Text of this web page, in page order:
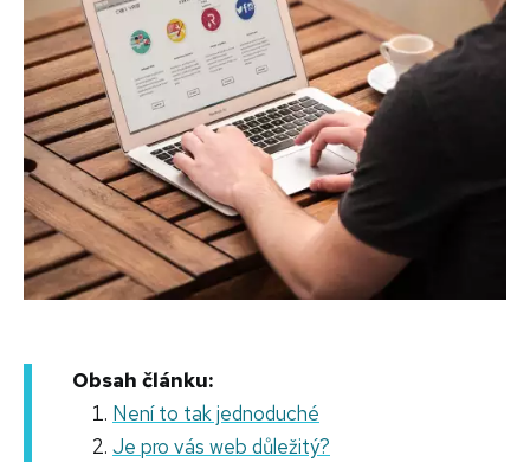
Obsah článku:
Není to tak jednoduché
Je pro vás web důležitý?